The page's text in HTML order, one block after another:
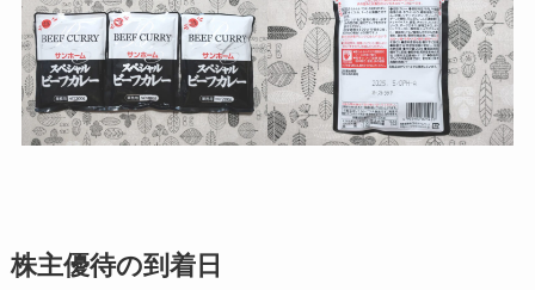
株主優待の到着日